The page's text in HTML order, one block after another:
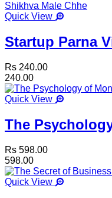
Quick View
Startup Parna
Rs 240.00
240.00
Quick View
The
Rs 598.00
598.00
Quick View